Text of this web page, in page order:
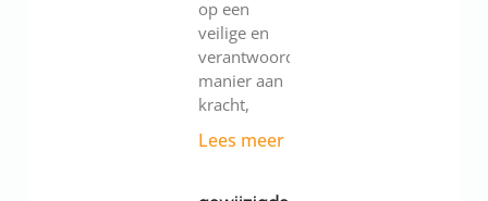
op een
veilige en
verantwoorde
manier aan
kracht,
Lees meer